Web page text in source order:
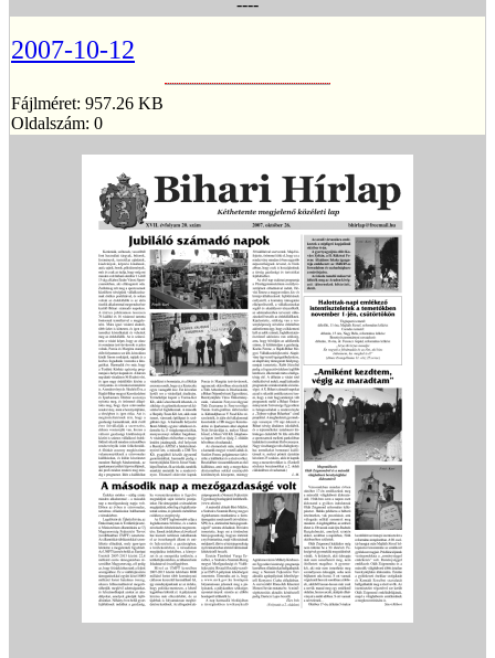
----
2007-10-12
Fájlméret: 957.26 KB
Oldalszám: 0